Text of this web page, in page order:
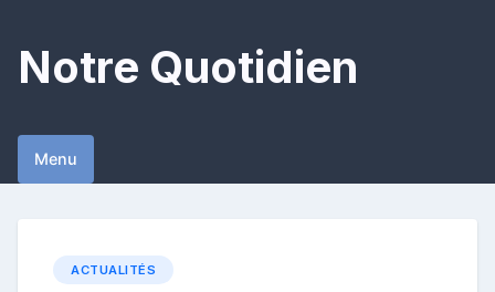
content
Notre Quotidien
Menu
ACTUALITÉS